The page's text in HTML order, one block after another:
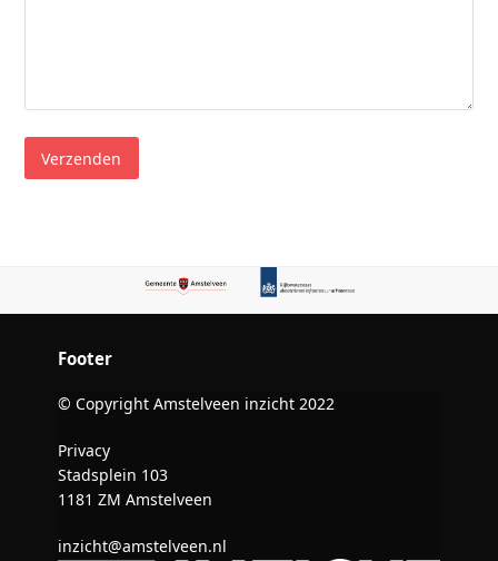
Footer
© Copyright Amstelveen inzicht 2022
Privacy
Stadsplein 103
1181 ZM Amstelveen
inzicht@amstelveen.nl